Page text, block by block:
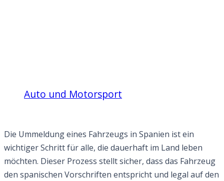
Auto und Motorsport
Die Ummeldung eines Fahrzeugs in Spanien ist ein
wichtiger Schritt für alle, die dauerhaft im Land leben
möchten. Dieser Prozess stellt sicher, dass das Fahrzeug
den spanischen Vorschriften entspricht und legal auf den